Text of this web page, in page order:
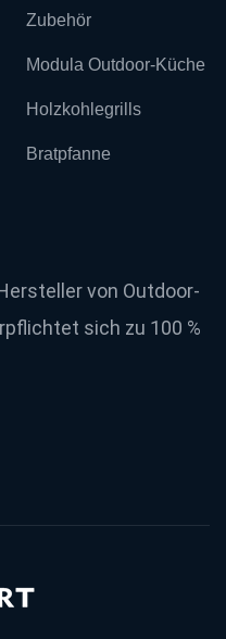
Zubehör
Modula Outdoor-Küche
Holzkohlegrills
Bratpfanne
von Outdoor-
sich zu 100 %